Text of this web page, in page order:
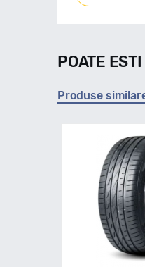
POATE
Produse